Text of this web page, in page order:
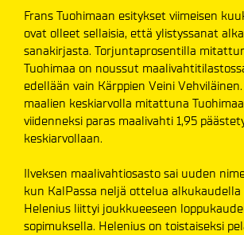
Frans Tuohimaan esitykset viimeisen
ovat olleet sellaisia, että ylistyssanat
sanakirjasta. Torjuntaprosentilla
Tuohimaa on noussut
edellään vain Kärppien Veini
maalien keskiarvolla mitattuna
viidenneksi paras maalivahti 1,95
keskiarvollaan.
Ilveksen maalivahtiosasto sai uuden
kun KalPassa neljä ottelua
Helenius liittyi joukkueeseen
sopimuksella. Helenius on toistaiseksi